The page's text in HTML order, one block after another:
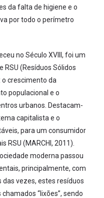
da falta de higiene e o
por todo o perímetro
no Século XVIII, foi um
RSU (Resíduos Sólidos
crescimento da
populacional e o
urbanos. Destacam-
capitalista e o
para um consumidor
RSU (MARCHI, 2011).
moderna passou
principalmente, com
das vezes, estes resíduos
“lixões”, sendo